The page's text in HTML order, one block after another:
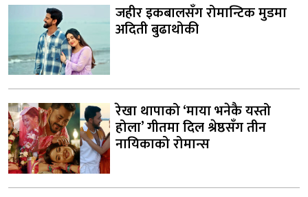
जहीर इकबालसँग रोमान्टिक मुडमा
अदिती बुढाथोकी
रेखा थापाको ‘माया भनेकै यस्तो
होला’ गीतमा दिल श्रेष्ठसँग तीन
नायिकाको रोमान्स